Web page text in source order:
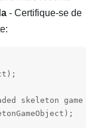
- Certifique-se de
skeleton game